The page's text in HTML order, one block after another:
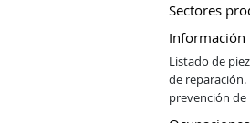
Sectores
Información
Listado de
de
prevención de